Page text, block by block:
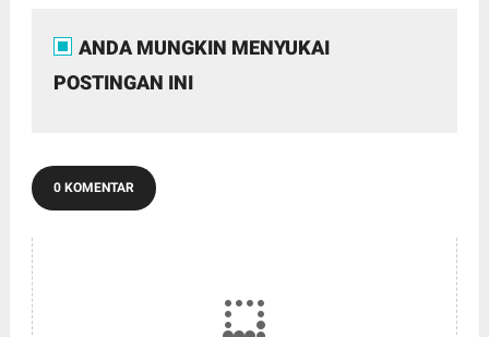
ANDA MUNGKIN MENYUKAI
POSTINGAN INI
0 KOMENTAR